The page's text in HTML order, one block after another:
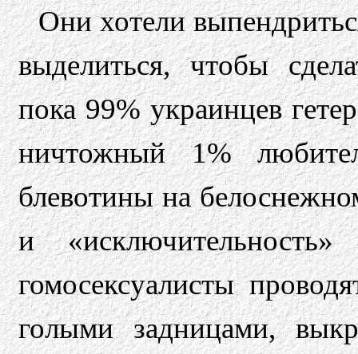
Они хотели
выделиться, чтобы
пока 99% украинцев
ничтожный 1%
блевотины на
и
гомосексуалисты
голыми задницами,